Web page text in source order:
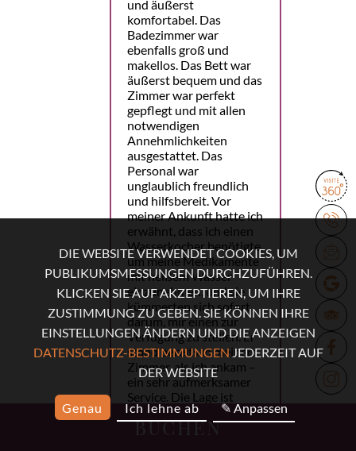
BUCHEN
und äußerst
komfortabel. Das
Badezimmer war
ebenfalls groß und
makellos. Das Bett war
äußerst bequem und das
Zimmer war perfekt
gepflegt und mit allen
notwendigen
Annehmlichkeiten
ausgestattet. Das
Personal war
unglaublich freundlich
und hilfsbereit. Vor
meiner Ankunft hatte ich
erwähnt, dass ich einen
Wasserkocher benötigte,
um meine Medikamente
mit heißem Wasser
einzunehmen, und sie
kümmerten sich sofort
darum, mir einen zur
Verfügung zu stellen. Er
stand bereits in meinem
Zimmer, als ich ankam –
ein sehr aufmerksamer
Service. Die Lage ist
perfekt. Die U-Bahn ist
nur eine Minute
DIE WEBSITE VERWENDET COOKIES, UM
PUBLIKUMSMESSUNGEN DURCHZUFÜHREN.
KLICKEN SIE AUF AKZEPTIEREN, UM IHRE
ZUSTIMMUNG ZU GEBEN. SIE KÖNNEN IHRE
EINSTELLUNGEN ÄNDERN UND DIE ANZEIGEN
DATENSCHUTZ-BESTIMMUNGENJEDERZEIT AUF
DER WEBSITE
Genau Ich lehne ab ✎ Anpassen